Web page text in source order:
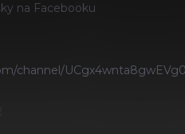
na Facebooku
channel/